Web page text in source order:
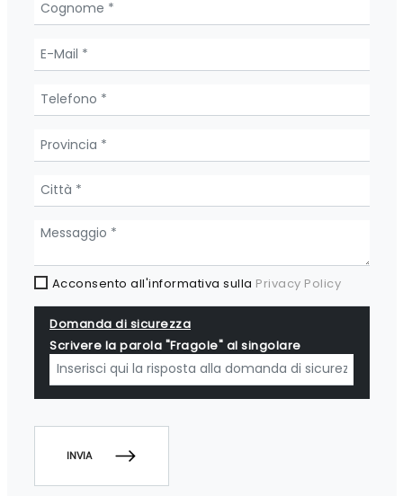
Acconsento all'informativa sulla Privacy Policy
Domanda di sicurezza
Scrivere la parola "Fragole" al singolare
INVIA